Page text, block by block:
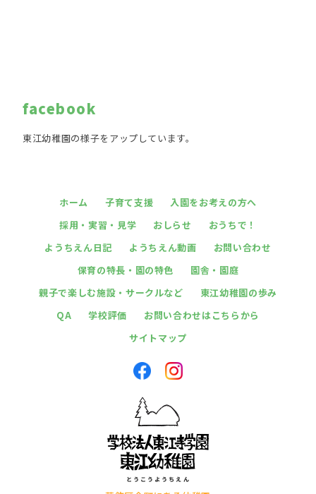
facebook
東江幼稚園の様子をアップしています。
ホーム 子育て支援
入園をお考えの方へ
採用・実習・見学
おしらせ
おうちで！
ようちえん日記
ようちえん動画
お問い合わせ
保育の特長・園の特色
園舎・園庭
親子で楽しむ施設・サークルなど
東江幼稚園の歩み
QA
学校評価
お問い合わせはこちらから
サイトマップ